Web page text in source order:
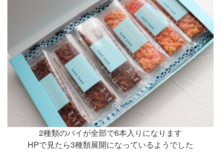
2種類のパイが全部で6本入りになります
HPで見たら3種類展開になっているようでした